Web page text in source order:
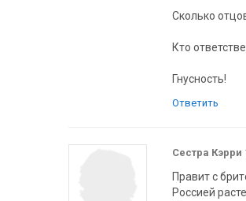
Сколько
Кто
Гнусность!
Ответить
Сестра Кэрри
Правит с
Россией